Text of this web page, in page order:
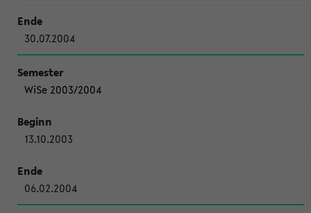
30.07.2004
WiSe 2003/2004
13.10.2003
06.02.2004